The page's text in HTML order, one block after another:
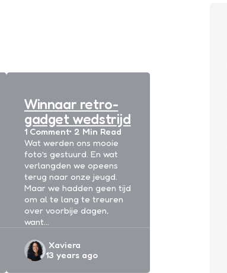
Winnaar retro-
gadget wedstrijd
1Comment 2 Min Read
Wat werden ons mooie
foto’s gestuurd. En wat
verlangden we opeens
terug naar onze jeugd.
Maar we hadden geen tijd
om al te lang te treuren
over voorbije dagen,
want…
Posted
by
Xaviera
13 years ago